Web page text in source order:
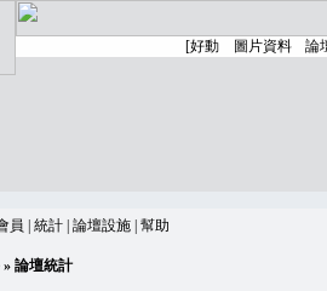
員 統計 論壇設施 幫助
» 論壇統計